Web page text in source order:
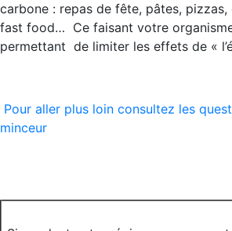
carbone : repas de fête, pâtes,
fast food… Ce faisant votre
permettant de limiter les effets de «
Pour aller plus loin consultez les
minceur